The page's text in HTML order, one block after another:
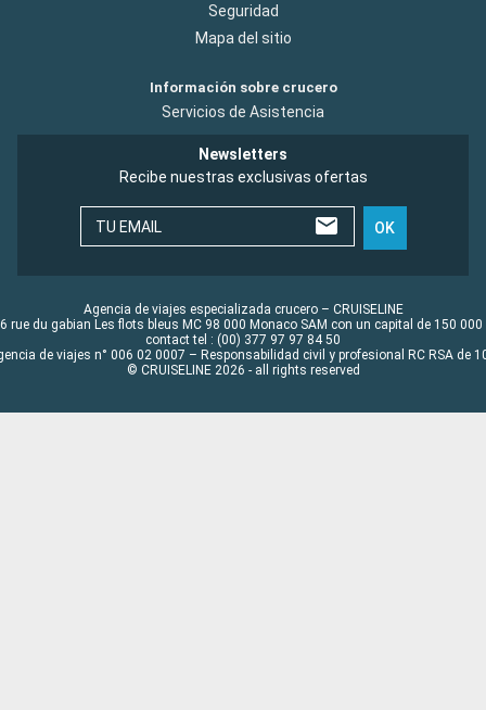
Seguridad
Mapa del sitio
Información sobre crucero
Servicios de Asistencia
Newsletters
Recibe nuestras exclusivas ofertas
TU EMAIL OK
Agencia de viajes especializada crucero – CRUISELINE
rue du gabian Les flots bleus MC 98 000 Monaco SAM con un capital de 150 000
contact tel : (00) 377 97 97 84 50
de viajes n° 006 02 0007 – Responsabilidad civil y profesional RC RSA de
© CRUISELINE 2026 - all rights reserved